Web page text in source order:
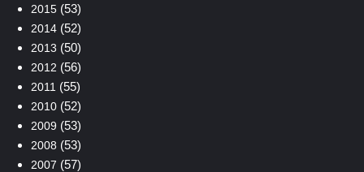
2015(53)
2014(52)
2013 (50)
2012 (56)
2011 (55)
2010(52)
2009 (53)
2008 (53)
2007 (57)